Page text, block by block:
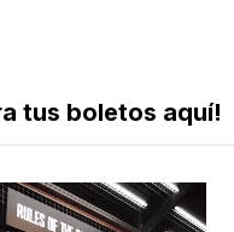
tus boletos aquí!